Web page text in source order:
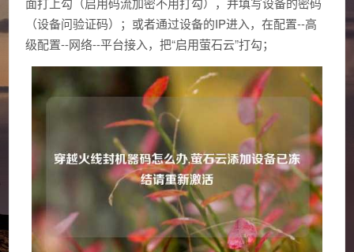
（设备问验证码）；或者通过设备的IP进入，在配置--高
级配置--网络--平台接入，把“启用萤石云”打勾；